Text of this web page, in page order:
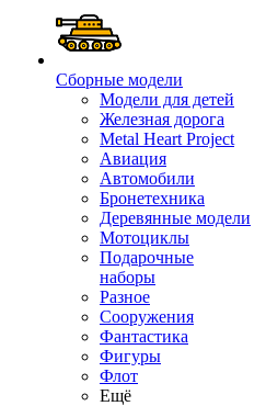
Сборные модели
Модели для детей
Железная дорога
Metal Heart Project
Авиация
Автомобили
Бронетехника
Деревянные модели
Мотоциклы
Подарочные
наборы
Разное
Сооружения
Фантастика
Фигуры
Флот
Ещё